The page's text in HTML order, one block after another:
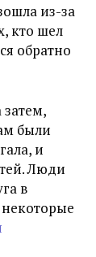
из-за
кто шел
обратно
были
и
Люди
в
некоторые